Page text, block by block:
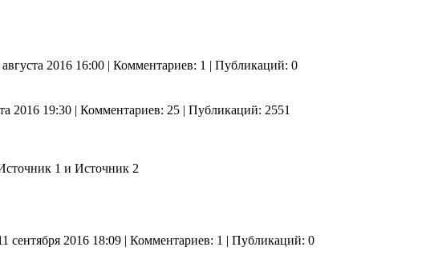
августа 2016 16:00 | Комментариев: 1 | Публикаций: 0
2016 19:30 | Комментариев: 25 | Публикаций: 2551
1 и Источник 2
сентября 2016 18:09 | Комментариев: 1 | Публикаций: 0